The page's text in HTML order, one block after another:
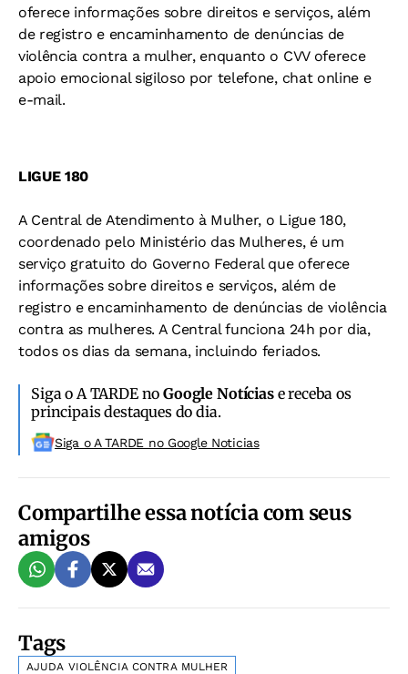
oferece informações sobre direitos e serviços, além
de registro e encaminhamento de denúncias de
violência contra a mulher, enquanto o CVV oferece
apoio emocional sigiloso por telefone, chat online e
e-mail.
LIGUE 180
A Central de Atendimento à Mulher, o Ligue 180,
coordenado pelo Ministério das Mulheres, é um
serviço gratuito do Governo Federal que oferece
informações sobre direitos e serviços, além de
registro e encaminhamento de denúncias de violência
contra as mulheres. A Central funciona 24h por dia,
todos os dias da semana, incluindo feriados.
Siga o A TARDE noGoogle Notíciase receba os
principais destaques do dia.
Siga o A TARDE no Google Noticias
Compartilhe essa notícia com seus
amigos
Tags
AJUDA VIOLÊNCIA CONTRA MULHER